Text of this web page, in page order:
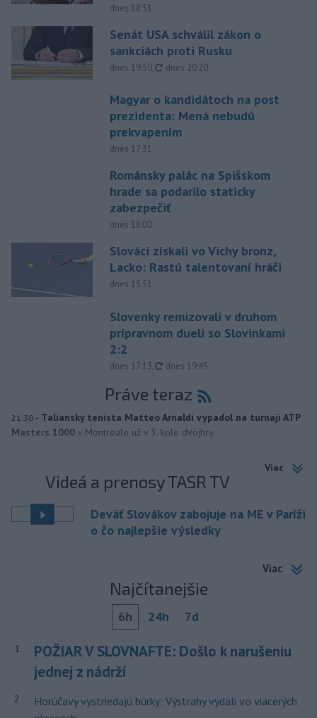
dnes 18:51
Senát USA schválil zákon o
sankciách proti Rusku
dnes 19:50, aktualizované
dnes 20:20
Magyar o kandidátoch na post
prezidenta: Mená nebudú
prekvapením
dnes 17:31
Románsky palác na Spišskom
hrade sa podarilo staticky
zabezpečiť
dnes 18:00
Slováci získali vo Vichy bronz,
Lacko: Rastú talentovaní hráči
dnes 15:51
Slovenky remizovali v druhom
prípravnom dueli so Slovinkami
2:2
dnes 17:13, aktualizované
dnes 19:45
Práve teraz
21:30 - Taliansky tenista Matteo Arnaldi vypadol na turnaji ATP
Masters 1000 v Montreale už v 3. kole dvojhry.
Viac
Videá a prenosy TASR TV
Deväť Slovákov zabojuje na ME v Paríži
o čo najlepšie výsledky
Viac
Najčítanejšie
6h 24h 7d
1
POŽIAR V SLOVNAFTE: Došlo k narušeniu
jednej z nádrží
2
Horúčavy vystriedajú búrky: Výstrahy vydali vo viacerých